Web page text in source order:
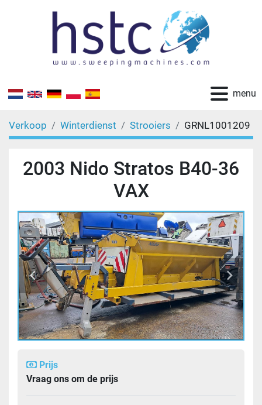
menu
Verkoop Winterdienst Strooiers GRNL1001209
2003 Nido Stratos B40-36
VAX
Prijs
Vraag ons om de prijs